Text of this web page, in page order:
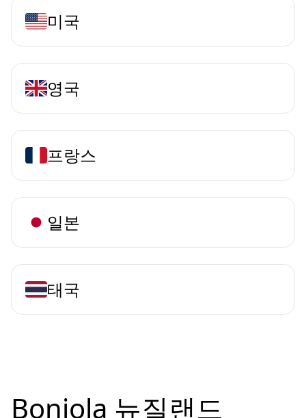
미국
영국
프랑스
일본
태국
Bonjola 뉴질랜드